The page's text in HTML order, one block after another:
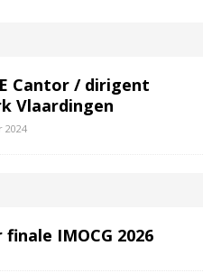
Cantor / dirigent
Vlaardingen
2024
IMOCG 2026